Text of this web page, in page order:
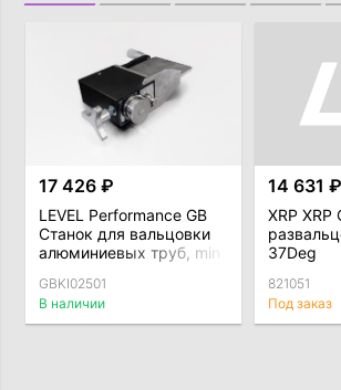
17 426 ₽
LEVEL Performance GB
Станок для вальцовки
алюминиевых труб, min
GBKI02501
В наличии
14 631 ₽
XRP XRP
37Deg
821051
Под заказ